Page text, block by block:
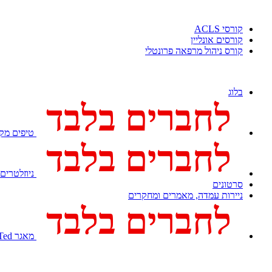
קורסי ACLS
קורסים אונליין
קורס ניהול מרפאה פרונטלי
בלוג
לחברים בלבד טיפים
לחברים בלבד
ניוזלטרים
סרטונים
ניירות עמדה, מאמרים ומחקרים
לחברים בלבד מאגר Med Ted